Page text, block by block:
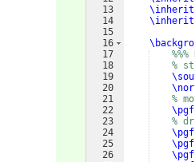
13
14
15
16
17
18
19
20
21
22
23
24
25
26
%
%
%